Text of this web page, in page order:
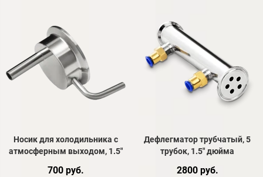
Носик для холодильника с
атмосферным выходом, 1.5"
700 руб.
Дефлегматор трубчатый, 5
трубок, 1.5" дюйма
2800 руб.